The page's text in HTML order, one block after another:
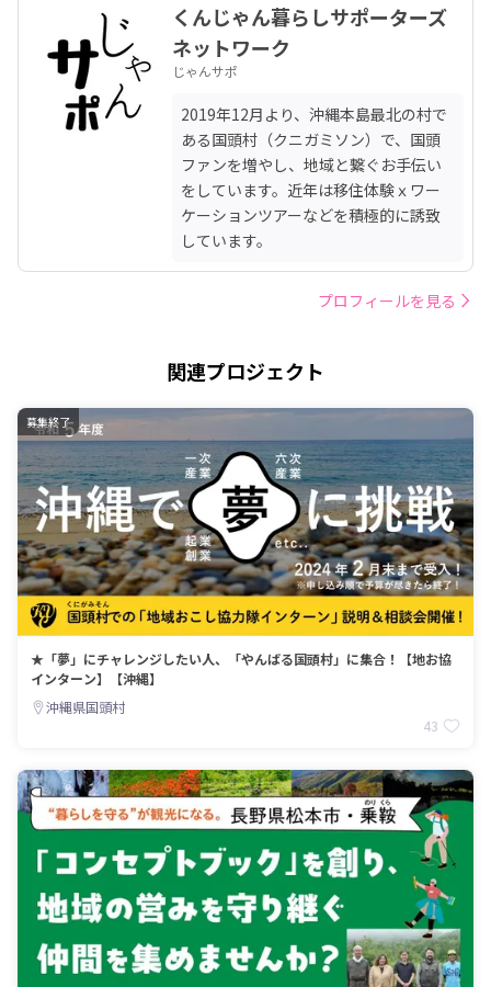
くんじゃん暮らしサポーターズ
ネットワーク
じゃんサポ
2019年12月より、沖縄本島最北の村で
ある国頭村（クニガミソン）で、国頭
ファンを増やし、地域と繋ぐお手伝い
をしています。近年は移住体験ｘワー
ケーションツアーなどを積極的に誘致
しています。
プロフィールを見る
関連プロジェクト
募集終了
★「夢」にチャレンジしたい人、「やんばる国頭村」に集合！【地お協
インターン】【沖縄】
沖縄県国頭村
43